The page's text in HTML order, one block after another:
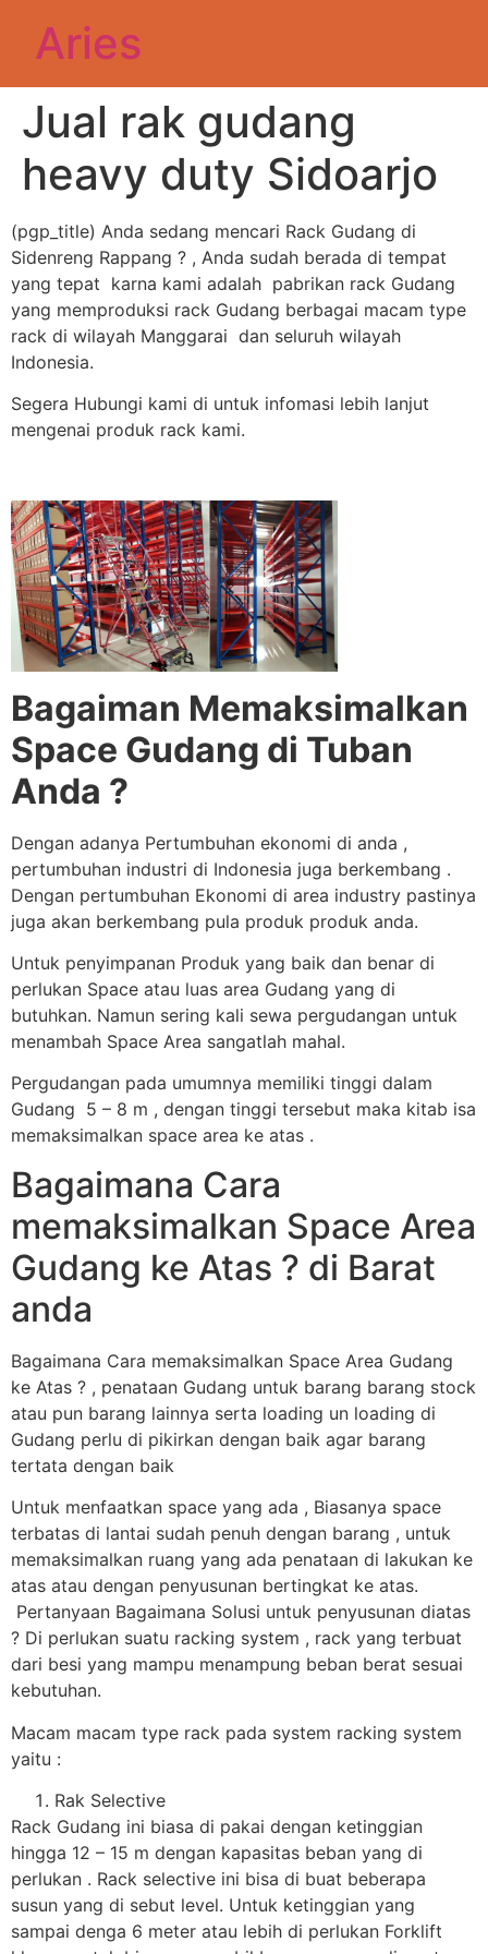
Aries
Jual rak gudang
heavy duty Sidoarjo
(pgp_title) Anda sedang mencari Rack Gudang di
Sidenreng Rappang ? , Anda sudah berada di tempat
yang tepat karna kami adalah pabrikan rack Gudang
yang memproduksi rack Gudang berbagai macam type
rack di wilayah Manggarai dan seluruh wilayah
Indonesia.
Segera Hubungi kami di untuk infomasi lebih lanjut
mengenai produk rack kami.
Bagaiman Memaksimalkan
Space Gudang di Tuban
Anda ?
Dengan adanya Pertumbuhan ekonomi di anda ,
pertumbuhan industri di Indonesia juga berkembang .
Dengan pertumbuhan Ekonomi di area industry pastinya
juga akan berkembang pula produk produk anda.
Untuk penyimpanan Produk yang baik dan benar di
perlukan Space atau luas area Gudang yang di
butuhkan. Namun sering kali sewa pergudangan untuk
menambah Space Area sangatlah mahal.
Pergudangan pada umumnya memiliki tinggi dalam
Gudang 5 – 8 m , dengan tinggi tersebut maka kitab isa
memaksimalkan space area ke atas .
Bagaimana Cara
memaksimalkan Space Area
Gudang ke Atas ? di Barat
anda
Bagaimana Cara memaksimalkan Space Area Gudang
ke Atas ? , penataan Gudang untuk barang barang stock
atau pun barang lainnya serta loading un loading di
Gudang perlu di pikirkan dengan baik agar barang
tertata dengan baik
Untuk menfaatkan space yang ada , Biasanya space
terbatas di lantai sudah penuh dengan barang , untuk
memaksimalkan ruang yang ada penataan di lakukan ke
atas atau dengan penyusunan bertingkat ke atas.
Pertanyaan Bagaimana Solusi untuk penyusunan diatas
? Di perlukan suatu racking system , rack yang terbuat
dari besi yang mampu menampung beban berat sesuai
kebutuhan.
Macam macam type rack pada system racking system
yaitu :
Rak Selective
Rack Gudang ini biasa di pakai dengan ketinggian
hingga 12 – 15 m dengan kapasitas beban yang di
perlukan . Rack selective ini bisa di buat beberapa
susun yang di sebut level. Untuk ketinggian yang
sampai denga 6 meter atau lebih di perlukan Forklift